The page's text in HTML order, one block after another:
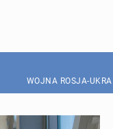
WOJNA ROSJA-